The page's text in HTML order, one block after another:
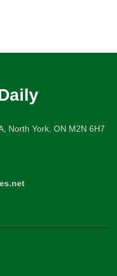
North York, ON M2N 6H7